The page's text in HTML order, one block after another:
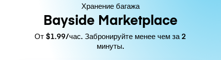
Хранение багажа
Bayside Marketplace
От $1.99/час. Забронируйте менее чем за 2
минуты.